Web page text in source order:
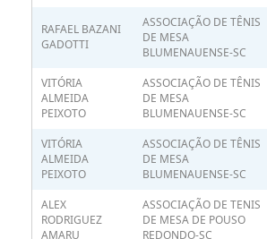
RAFAEL BAZANI
GADOTTI
ASSOCIAÇÃO DE TÊNIS
DE MESA
BLUMENAUENSE-SC
VITÓRIA
ALMEIDA
PEIXOTO
ASSOCIAÇÃO DE TÊNIS
DE MESA
BLUMENAUENSE-SC
VITÓRIA
ALMEIDA
PEIXOTO
ASSOCIAÇÃO DE TÊNIS
DE MESA
BLUMENAUENSE-SC
ALEX
RODRIGUEZ
AMARU
ASSOCIAÇÃO DE TENIS
DE MESA DE POUSO
REDONDO-SC